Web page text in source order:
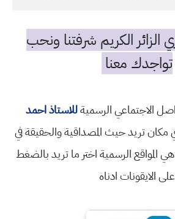
الكريم شرفتنا ونحب
تواجدك معنا
الاجتماعي الرسميةللاستاذ احمد
مكان تريد حيث المصداقية والحقيقة في
المواقع الرسمية اختر ما تريد بالضغط
على الايقونات ادناه